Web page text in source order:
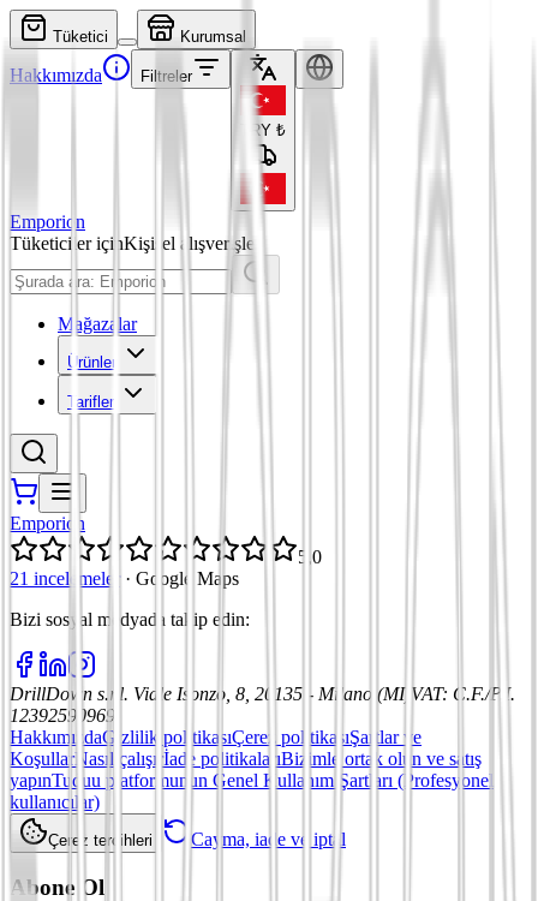
Tüketici Kurumsal
Hakkımızda Filtreler
TRY ₺
Emporion
Tüketiciler içinKişisel alışverişler
Mağazalar
Ürünler
Tarifler
Emporion
5,0
21 incelemeler
· Google Maps
Bizi sosyal medyada takip edin:
DrillDown s.r.l. Viale Isonzo, 8, 20135 - Milano (MI) VAT: C.F./P.I.
12392590969
HakkımızdaGizlilik politikasıÇerez politikasıŞartlar ve
KoşullarNasıl çalışırİade politikalarıBizimle ortak olun ve satış
yapınTuduu platformunun Genel Kullanım Şartları (Profesyonel
kullanıcılar)
Çerez tercihleri Cayma, iade ve iptal
Abone Ol